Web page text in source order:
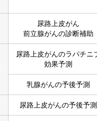
尿路上皮がん
前立腺がんの診断補助
尿路上皮がんのラパチニ
効果予測
乳腺がんの予後予測
尿路上皮がんの予後予測